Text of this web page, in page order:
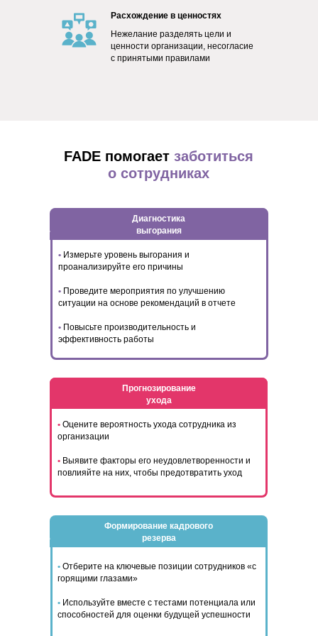
Расхождение в ценностях
Нежелание разделять цели и
ценности организации, несогласие
с принятыми правилами
FADE помогает заботиться
о сотрудниках
• Измерьте уровень выгорания и
проанализируйте его причины
• Проведите мероприятия по улучшению
ситуации на основе рекомендаций в отчете
• Повысьте производительность и
эффективность работы
Диагностика
выгорания
• Оцените вероятность ухода сотрудника из
организации
• Выявите факторы его неудовлетворенности и
повлияйте на них, чтобы предотвратить уход
Прогнозирование
ухода
• Отберите на ключевые позиции сотрудников «с
горящими глазами»
• Используйте вместе с тестами потенциала или
способностей для оценки будущей успешности
Формирование кадрового
резерва